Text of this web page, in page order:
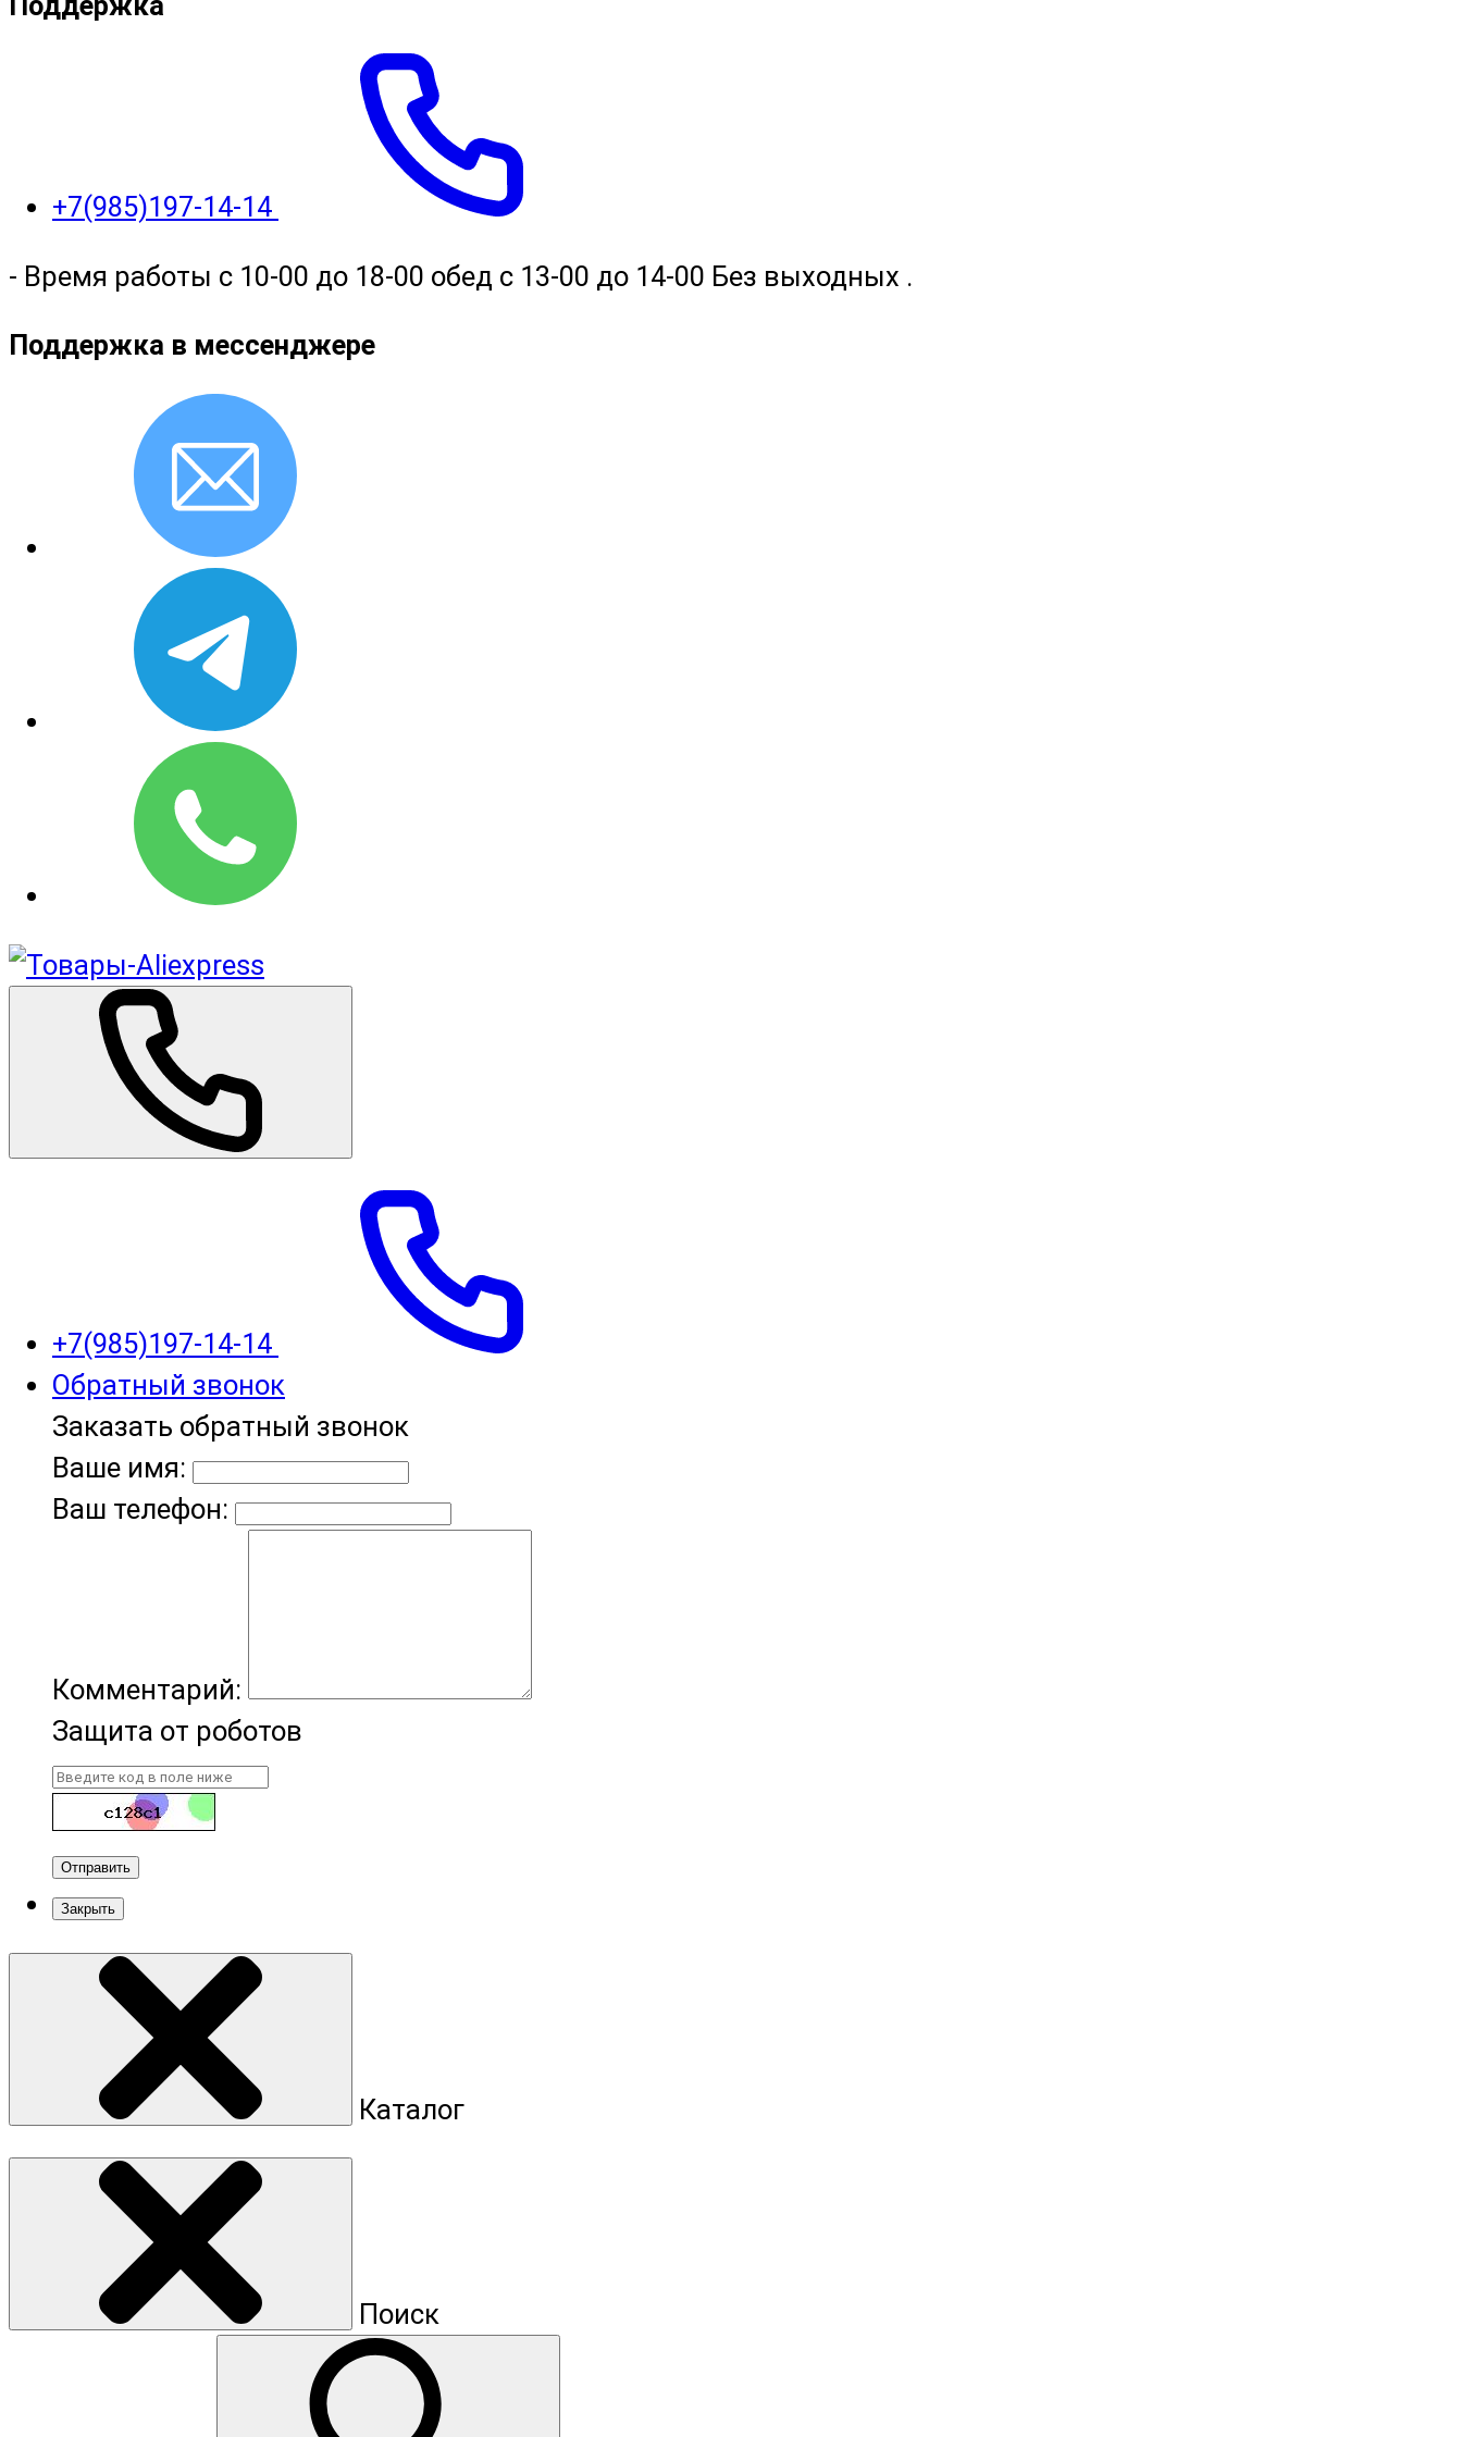
+7(985)197-14-14
- Время работы с 10-00 до 18-00 обед с 13-00 до 14-00 Без выходных .
Поддержка в мессенджере
+7(985)197-14-14
Обратный звонок
Заказать обратный звонок
Ваше имя:
Ваш телефон:
Комментарий:
Защита от роботов
Отправить
Закрыть
Каталог
Поиск